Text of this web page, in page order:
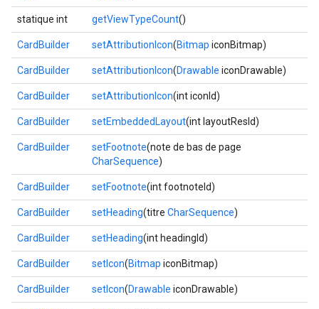
statique int getViewTypeCount()
CardBuilder setAttributionIcon(Bitmap iconBitmap)
CardBuilder setAttributionIcon(Drawable iconDrawable)
CardBuilder setAttributionIcon(int iconId)
CardBuilder setEmbeddedLayout(int layoutResId)
CardBuilder setFootnote(note de bas de page
CharSequence)
CardBuilder setFootnote(int footnoteId)
CardBuilder setHeading(titre CharSequence)
CardBuilder setHeading(int headingId)
CardBuilder setIcon(Bitmap iconBitmap)
CardBuilder setIcon(Drawable iconDrawable)